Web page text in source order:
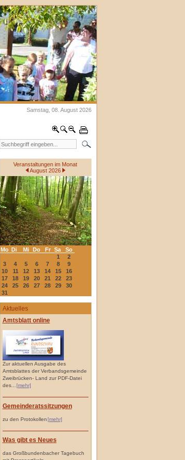
Samstag, 08. August 2026
Veranstaltungen im Monat
August 2026
Mo Di Mi Do Fr Sa
So
1
2
3
4 5 6 7 8
9
10
11 12 13 14 15
16
17
18 19 20 21 22
23
24
25 26 27 28 29
30
31
Aktuelles
Amtsblatt online
Zur aktuellen Ausgabe des
Amtsblattes der Verbandsgemeinde
Zweibrücken- Land zur PDF-Datei
des...
[mehr]
Gemeinderatssitzungen
zu den Protokollen[mehr]
Was gibt es Neues
das Großbundenbacher Tagebuch